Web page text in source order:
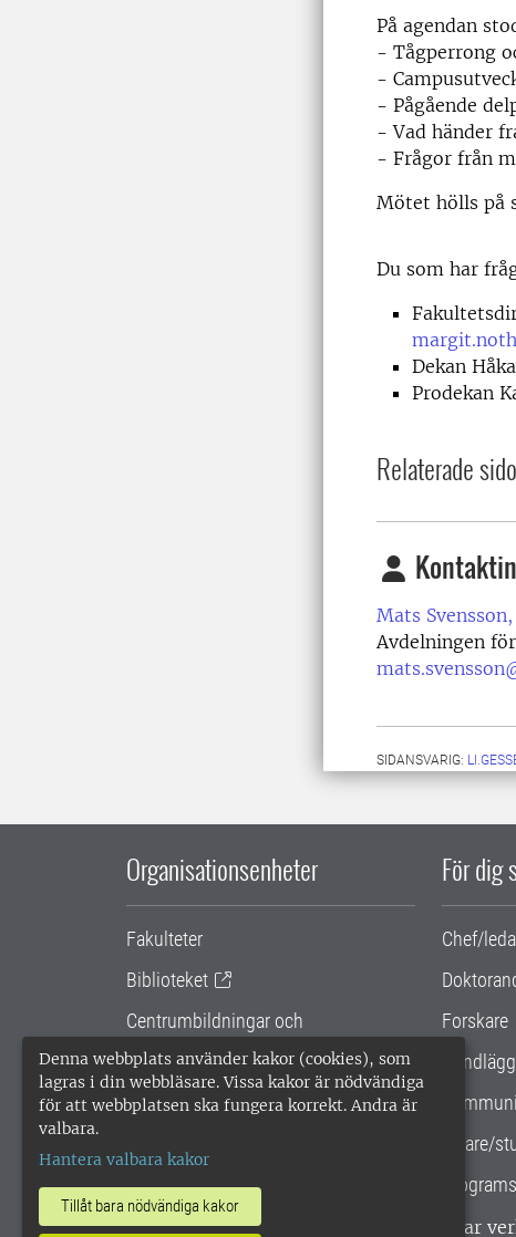
Denna webbplats använder kakor (cookies), som
lagras i din webbläsare. Vissa kakor är nödvändiga
för att webbplatsen ska fungera korrekt. Andra är
valbara.
Hantera valbara kakor
Tillåt bara nödvändiga kakor
På agendan
- Tågperrong
-
- Pågående
- Vad händer
- Frågor från
Mötet hölls på
Du som har
Dekan
Prodekan
Relaterade
Mats Svensson,
Avdelningen
SIDANSVARIG:
Organisationsenheter
Fakulteter
Biblioteket
Centrumbildningar och
samarbetsprojekt
Gemensamma verksamhetsstödet
För dig
Chef/
Forskare
Lärare/
SLU, Sveriges lantbruksuniversitet, har